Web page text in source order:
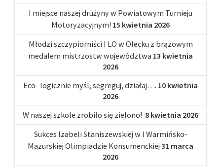
I miejsce naszej drużyny w Powiatowym Turnieju
Motoryzacyjnym! 15 kwietnia 2026
Młodzi szczypiorniści I LO w Olecku z brązowym
medalem mistrzostw województwa 13 kwietnia
2026
Eco- logicznie myśl, segreguj, działaj…. 10 kwietnia
2026
W naszej szkole zrobiło się zielono! 8 kwietnia 2026
Sukces Izabeli Staniszewskiej w I Warmińsko-
Mazurskiej Olimpiadzie Konsumenckiej 31 marca
2026